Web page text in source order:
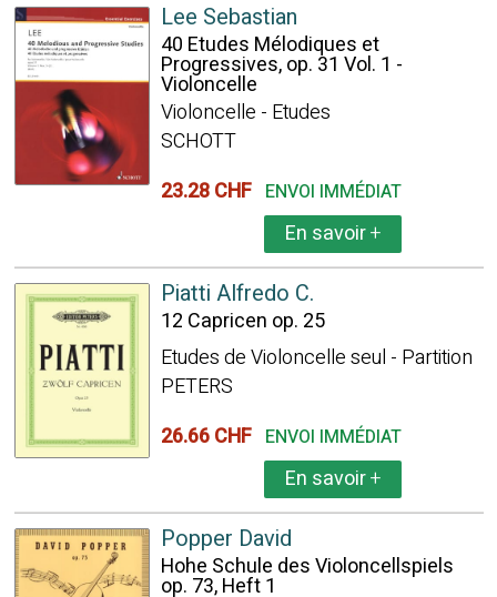
Lee Sebastian
40 Etudes Mélodiques et
Progressives, op. 31 Vol. 1 -
Violoncelle
Violoncelle - Etudes
SCHOTT
23.28 CHF ENVOI IMMÉDIAT
En savoir+
Piatti Alfredo C.
12 Capricen op. 25
Etudes de Violoncelle seul - Partition
PETERS
26.66 CHF ENVOI IMMÉDIAT
En savoir+
Popper David
Hohe Schule des Violoncellspiels
op. 73, Heft 1